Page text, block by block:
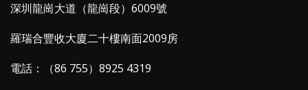
深圳龍崗大道（龍崗段）6009號
羅瑞合豐收大廈二十樓南面2009房
電話：（86 755）8925 4319